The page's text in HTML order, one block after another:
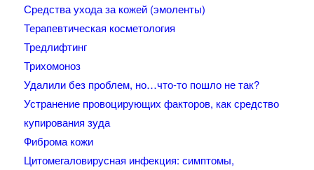
Средства ухода за кожей (эмоленты)
Терапевтическая косметология
Тредлифтинг
Трихомоноз
Удалили без проблем, но…что-то пошло не так?
Устранение провоцирующих факторов, как средство
купирования зуда
Фиброма кожи
Цитомегаловирусная инфекция: симптомы,